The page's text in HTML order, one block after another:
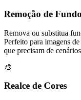
Remoção de Fundo
Remova ou substitua
Perfeito para imagens
que precisam de
🎨
Realce de Cores